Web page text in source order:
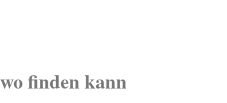
finden kann